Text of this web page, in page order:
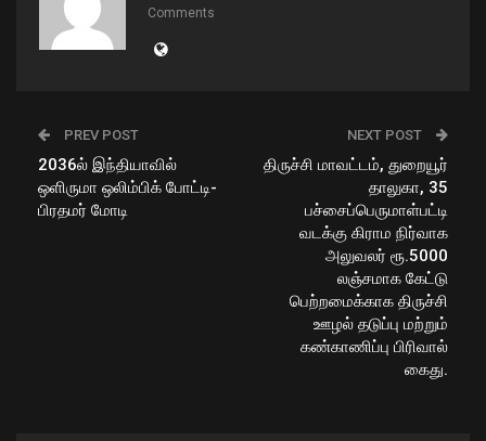
Comments
PREV POST
2036ல் இந்தியாவில்
ஒளிருமா ஒலிம்பிக் போட்டி-
பிரதமர் மோடி
NEXT POST
திருச்சி மாவட்டம், துறையூர்
தாலுகா, 35
பச்சைப்பெருமாள்பட்டி
வடக்கு கிராம நிர்வாக
அலுவலர் ரூ.5000
லஞ்சமாக கேட்டு
பெற்றமைக்காக திருச்சி
ஊழல் தடுப்பு மற்றும்
கண்காணிப்பு பிரிவால்
கைது.